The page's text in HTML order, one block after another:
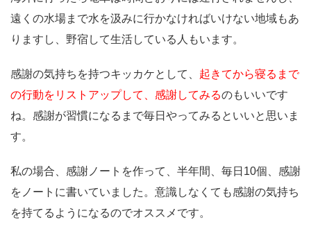
遠くの水場まで水を汲みに行かなければいけない地域もあ
りますし、野宿して生活している人もいます。
感謝の気持ちを持つキッカケとして、 起きてから寝るまで
の行動をリストアップして、感謝してみるのもいいです
ね。感謝が習慣になるまで毎日やってみるといいと思いま
す。
私の場合、感謝ノートを作って、半年間、毎日10個、感謝
をノートに書いていました。意識しなくても感謝の気持ち
を持てるようになるのでオススメです。